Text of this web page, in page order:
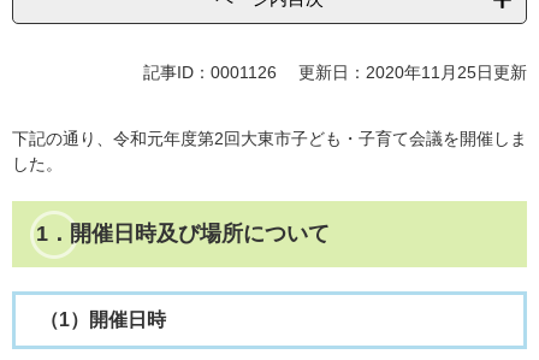
記事ID：0001126 更新日：2020年11月25日更新
下記の通り、令和元年度第2回大東市子ども・子育て会議を開催しま
した。
1．開催日時及び場所について
（1）開催日時